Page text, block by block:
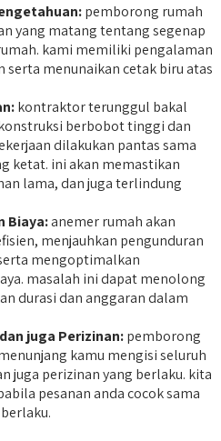
pemborong rumah
yang matang tentang segenap
kami memiliki pengalaman
serta menunaikan cetak biru atas
kontraktor terunggul bakal
berbobot tinggi dan
dilakukan pantas sama
ketat. ini akan memastikan
lama, dan juga terlindung
Biaya:anemer rumah akan
menjauhkan pengunduran
mengoptimalkan
masalah ini dapat menolong
durasi dan anggaran dalam
juga Perizinan:pemborong
kamu mengisi seluruh
juga perizinan yang berlaku. kita
pesanan anda cocok sama